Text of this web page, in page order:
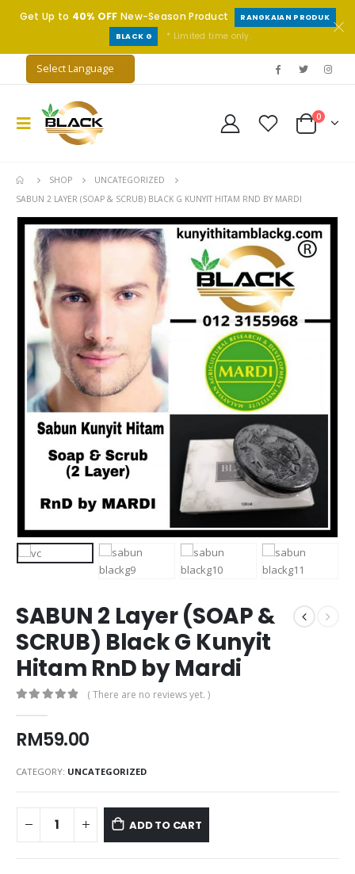
Get Up to 40% OFF New-Season Product
RANGKAIAN PRODUK
BLACK G
* Limited time only.
0
SHOP
UNCATEGORIZED
SABUN 2 LAYER (SOAP & SCRUB) BLACK G KUNYIT HITAM RND BY MARDI
SABUN 2 Layer (SOAP &
SCRUB) Black G Kunyit
Hitam RnD by Mardi
( There are no reviews yet. )
RM59.00
CATEGORY: UNCATEGORIZED
ADD TO CART